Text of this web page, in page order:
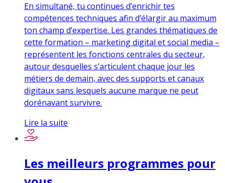
En simultané, tu continues d’enrichir tes
compétences techniques afin d’élargir au maximum
ton champ d’expertise. Les grandes thématiques de
cette formation – marketing digital et social media –
représentent les fonctions centrales du secteur,
autour desquelles s’articulent chaque jour les
métiers de demain, avec des supports et canaux
digitaux sans lesquels aucune marque ne peut
dorénavant survivre.
Lire la suite
Les meilleurs programmes pour